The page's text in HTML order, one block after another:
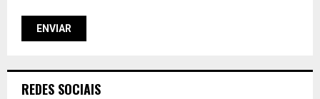
REDES SOCIAIS